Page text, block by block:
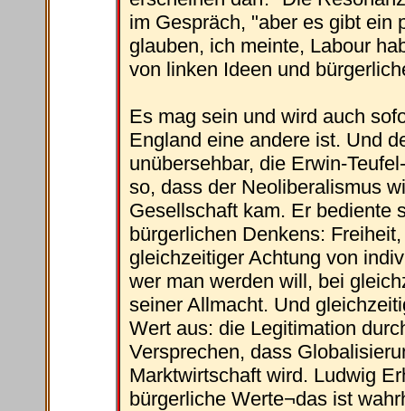
im Gespräch, "aber es gibt ein
glauben, ich meinte, Labour
von linken Ideen und
Es mag sein und wird auch
England eine andere ist. Und
unübersehbar, die Erwin-
so, dass der Neoliberalismus
Gesellschaft kam. Er bediente
bürgerlichen Denkens:
gleichzeitiger Achtung von
wer man werden will, bei
seiner Allmacht. Und
Wert aus: die Legitimation
Versprechen, dass
Marktwirtschaft wird. Ludwig
bürgerliche Werte¬das ist